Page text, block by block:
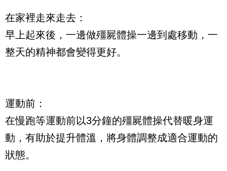
在家裡走來走去：
早上起來後，一邊做殭屍體操一邊到處移動，一
整天的精神都會變得更好。
運動前：
在慢跑等運動前以3分鐘的殭屍體操代替暖身運
動，有助於提升體溫，將身體調整成適合運動的
狀態。